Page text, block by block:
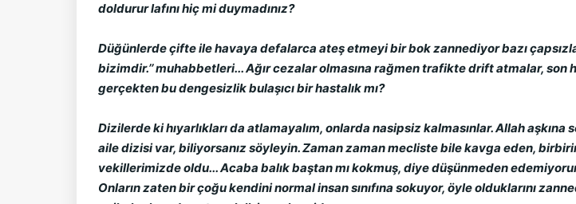
doldurur lafını hiç mi duymadınız?
Düğünlerde çifte ile havaya defalarca ateş etmeyi bir bok zannediyor bazı
bizimdir.’’ muhabbetleri... Ağır cezalar olmasına rağmen trafikte drift atmalar, son
gerçekten bu dengesizlik bulaşıcı bir hastalık mı?
Dizilerde ki hıyarlıkları da atlamayalım, onlarda nasipsiz kalmasınlar. Allah
aile dizisi var, biliyorsanız söyleyin. Zaman zaman mecliste bile kavga eden,
vekillerimizde oldu... Acaba balık baştan mı kokmuş, diye düşünmeden
Onların zaten bir çoğu kendini normal insan sınıfına sokuyor, öyle olduklarını